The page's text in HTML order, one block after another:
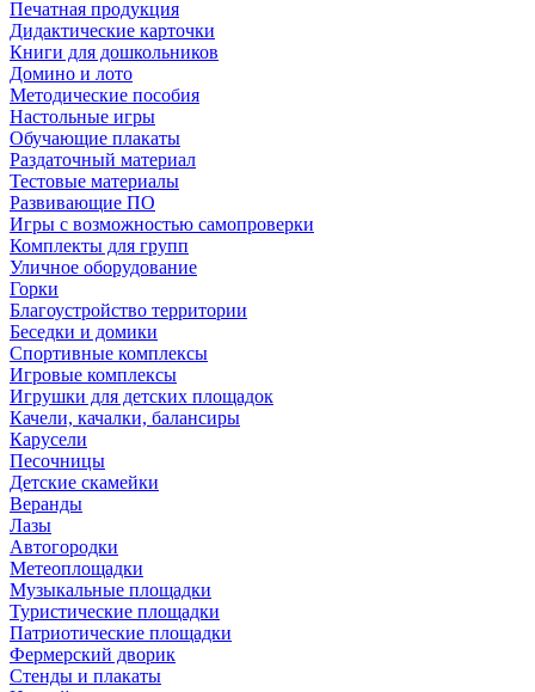
Печатная продукция
Дидактические карточки
Книги для дошкольников
Домино и лото
Методические пособия
Настольные игры
Обучающие плакаты
Раздаточный материал
Тестовые материалы
Развивающие ПО
Игры с возможностью самопроверки
Комплекты для групп
Уличное оборудование
Горки
Благоустройство территории
Беседки и домики
Спортивные комплексы
Игровые комплексы
Игрушки для детских площадок
Качели, качалки, балансиры
Карусели
Песочницы
Детские скамейки
Веранды
Лазы
Автогородки
Метеоплощадки
Музыкальные площадки
Туристические площадки
Патриотические площадки
Фермерский дворик
Стенды и плакаты